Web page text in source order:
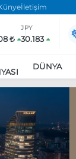
İletişim
₺
JPY
30.183
DÜNYA